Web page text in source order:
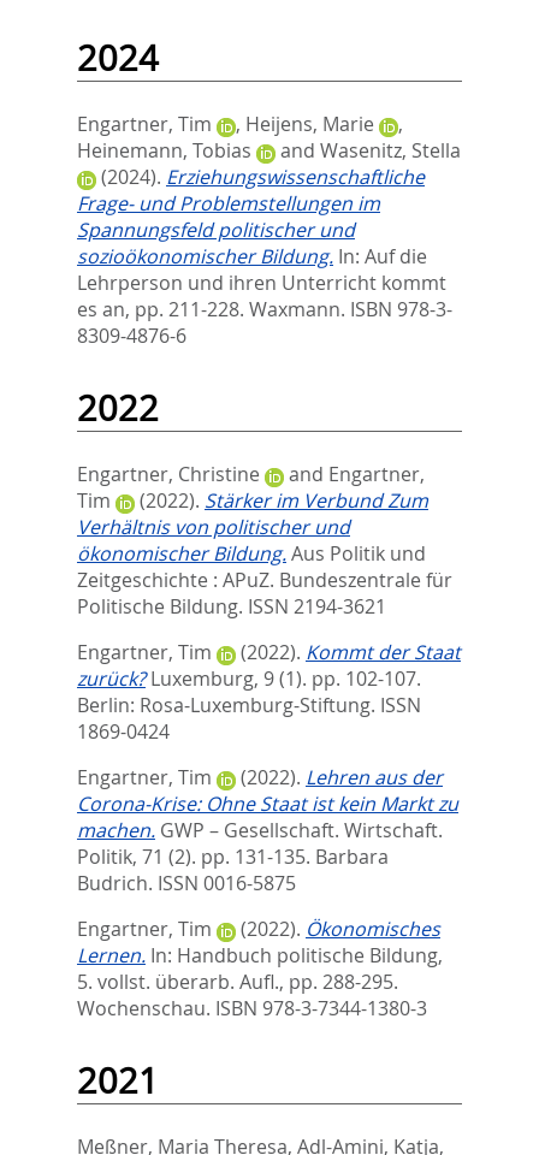
2024
Engartner, Tim , Heijens, Marie
,
Heinemann, Tobias
and Wasenitz, Stella
(2024). Erziehungswissenschaftliche
Frage- und Problemstellungen im
Spannungsfeld politischer und
sozioökonomischer Bildung. In: Auf die
Lehrperson und ihren Unterricht kommt
es an, pp. 211-228. Waxmann. ISBN 978-3-
8309-4876-6
2022
Engartner, Christine and Engartner,
Tim
(2022). Stärker im Verbund Zum
Verhältnis von politischer und
ökonomischer Bildung.Aus Politik und
Zeitgeschichte : APuZ. Bundeszentrale für
Politische Bildung. ISSN 2194-3621
Engartner, Tim
(2022). Kommt der Staat
zurück? Luxemburg, 9 (1). pp. 102-107.
Berlin: Rosa-Luxemburg-Stiftung. ISSN
1869-0424
Engartner, Tim
(2022). Lehren aus der
Corona-Krise: Ohne Staat ist kein Markt zu
machen. GWP – Gesellschaft. Wirtschaft.
Politik, 71 (2). pp. 131-135. Barbara
Budrich. ISSN 0016-5875
Engartner, Tim
(2022). Ökonomisches
Lernen. In: Handbuch politische Bildung,
5. vollst. überarb. Aufl., pp. 288-295.
Wochenschau. ISBN 978-3-7344-1380-3
2021
Meßner, Maria Theresa, Adl-Amini, Katja,